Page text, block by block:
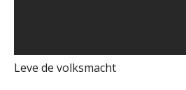
Leve de volksmacht